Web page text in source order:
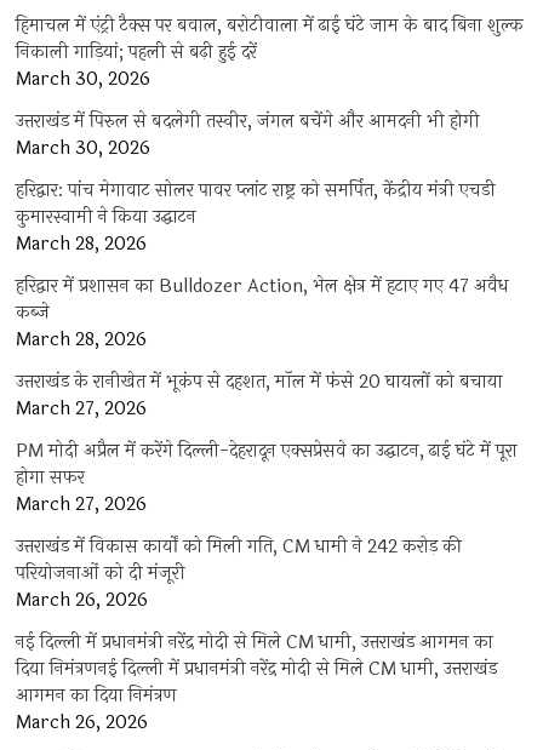
हिमाचल में एंट्री टैक्स पर बवाल, बरोटीवाला में ढाई घंटे जाम के बाद बिना शुल्क
निकाली गाड़ियां; पहली से बढ़ी हुई दरें
March 30, 2026
उत्तराखंड में पिरुल से बदलेगी तस्वीर, जंगल बचेंगे और आमदनी भी होगी
March 30, 2026
हरिद्वार: पांच मेगावाट सोलर पावर प्लांट राष्ट्र को समर्पित, केंद्रीय मंत्री एचडी
कुमारस्वामी ने किया उद्घाटन
March 28, 2026
हरिद्वार में प्रशासन का Bulldozer Action, भेल क्षेत्र में हटाए गए 47 अवैध
कब्जे
March 28, 2026
उत्तराखंड के रानीखेत में भूकंप से दहशत, मॉल में फंसे 20 घायलों को बचाया
March 27, 2026
PM मोदी अप्रैल में करेंगे दिल्ली-देहरादून एक्सप्रेसवे का उद्घाटन, ढाई घंटे में पूरा
होगा सफर
March 27, 2026
उत्तराखंड में विकास कार्यों को मिली गति, CM धामी ने 242 करोड़ की
परियोजनाओं को दी मंजूरी
March 26, 2026
नई दिल्ली में प्रधानमंत्री नरेंद्र मोदी से मिले CM धामी, उत्तराखंड आगमन का
दिया निमंत्रणनई दिल्ली में प्रधानमंत्री नरेंद्र मोदी से मिले CM धामी, उत्तराखंड
आगमन का दिया निमंत्रण
March 26, 2026